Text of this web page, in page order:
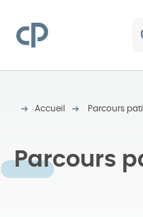
Clinique Pasteur
Accueil Parcours
Parcours